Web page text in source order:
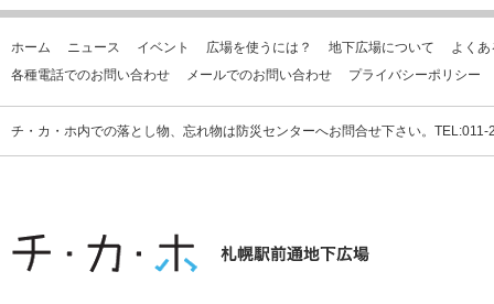
ホーム ニュース イベント 広場を使うには？ 地下広場について
よく
各種電話でのお問い合わせ
メールでのお問い合わせ プライバシーポリシー
チ・カ・ホ内での落とし物、忘れ物は防災センターへお問合せ下さい。